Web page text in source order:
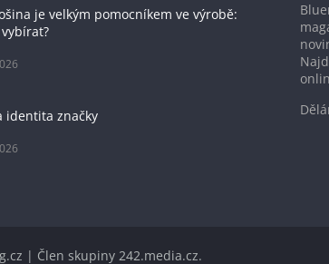
je velkým pomocníkem ve výrobě:
identita značky
| Člen skupiny 242.media.cz.